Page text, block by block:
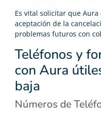
Es vital solicitar que
aceptación de la
problemas futuros con
Teléfonos y
con Aura
baja
Números de